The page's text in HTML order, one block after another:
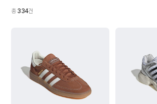
총 334건